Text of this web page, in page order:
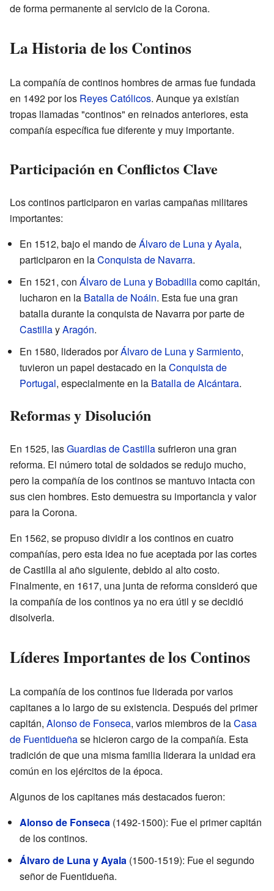
de forma permanente al servicio de la Corona.
La Historia de los Continos
La compañía de continos hombres de armas fue fundada
en 1492 por los Reyes Católicos. Aunque ya existían
tropas llamadas "continos" en reinados anteriores, esta
compañía específica fue diferente y muy importante.
Participación en Conflictos Clave
Los continos participaron en varias campañas militares
importantes:
En 1512, bajo el mando deÁlvaro de Luna y Ayala,
participaron en laConquista de Navarra.
En 1521, con Álvaro de Luna y Bobadillacomo capitán,
lucharon en la Batalla de Noáin. Esta fue una gran
batalla durante la conquista de Navarra por parte de
CastillayAragón.
En 1580, liderados porÁlvaro de Luna y Sarmiento,
tuvieron un papel destacado en laConquista de
Portugal, especialmente en la Batalla de Alcántara.
Reformas y Disolución
En 1525, lasGuardias de Castillasufrieron una gran
reforma. El número total de soldados se redujo mucho,
pero la compañía de los continos se mantuvo intacta con
sus cien hombres. Esto demuestra su importancia y valor
para la Corona.
En 1562, se propuso dividir a los continos en cuatro
compañías, pero esta idea no fue aceptada por las cortes
de Castilla al año siguiente, debido al alto costo.
Finalmente, en 1617, una junta de reforma consideró que
la compañía de los continos ya no era útil y se decidió
disolverla.
Líderes Importantes de los Continos
La compañía de los continos fue liderada por varios
capitanes a lo largo de su existencia. Después del primer
capitán, Alonso de Fonseca, varios miembros de laCasa
de Fuentidueñase hicieron cargo de la compañía. Esta
tradición de que una misma familia liderara la unidad era
común en los ejércitos de la época.
Algunos de los capitanes más destacados fueron:
Alonso de Fonseca (1492-1500): Fue el primer capitán
de los continos.
Álvaro de Luna y Ayala (1500-1519): Fue el segundo
señor de Fuentidueña.